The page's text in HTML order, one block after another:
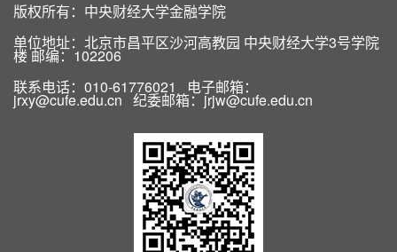
版权所有：中央财经大学金融学院
单位地址：北京市昌平区沙河高教园 中央财经大学3号学院
楼 邮编：102206
联系电话：010-61776021 电子邮箱：
jrxy@cufe.edu.cn 纪委邮箱：jrjw@cufe.edu.cn